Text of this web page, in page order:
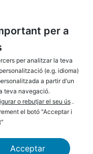
per a
per analitzar la teva
(e.g. idioma)
a partir d'un
teva navegació.
o rebutjar el seu ús.
el botó "Acceptar i
Acceptar
DE COOKIES
LA CAIXA